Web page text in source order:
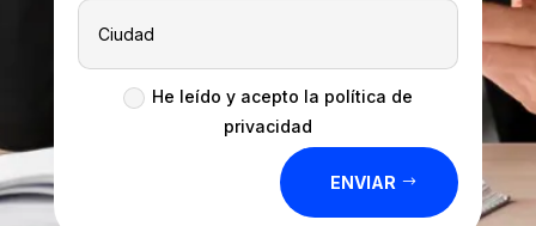
He leído y acepto la política de
privacidad
ENVIAR